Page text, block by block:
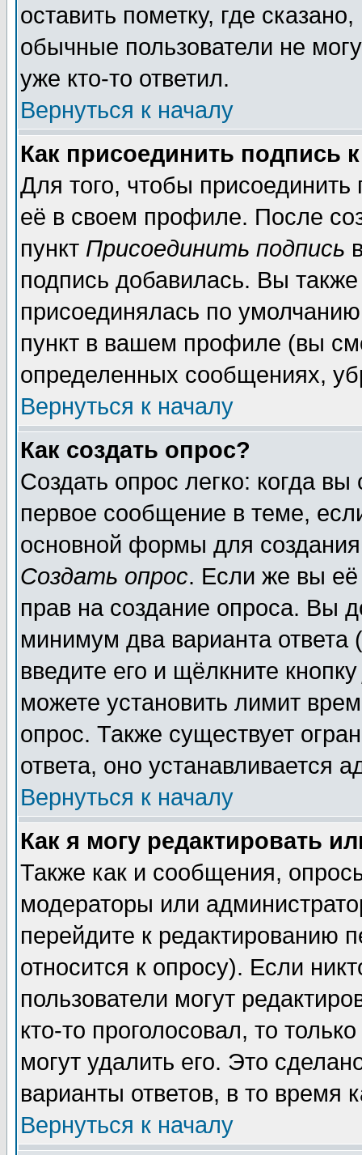
оставить пометку, где
обычные пользователи не
уже кто-то ответил.
Вернуться к началу
Как присоединить подпись
Для того, чтобы
её в своем профиле. После
пункт Присоединить подпись
подпись добавилась. Вы
присоединялась по
пункт в вашем профиле (вы
определенных сообщениях,
Вернуться к началу
Как создать опрос?
Создать опрос легко: когда
первое сообщение в теме,
основной формы для
Создать опрос. Если же вы её
прав на создание опроса. Вы
минимум два варианта ответа
введите его и щёлкните
можете установить лимит
опрос. Также существует
ответа, оно устанавливается
Вернуться к началу
Как я могу редактировать
Также как и сообщения,
модераторы или
перейдите к редактированию
относится к опросу). Если
пользователи могут
кто-то проголосовал, то
могут удалить его. Это
варианты ответов, в то время
Вернуться к началу